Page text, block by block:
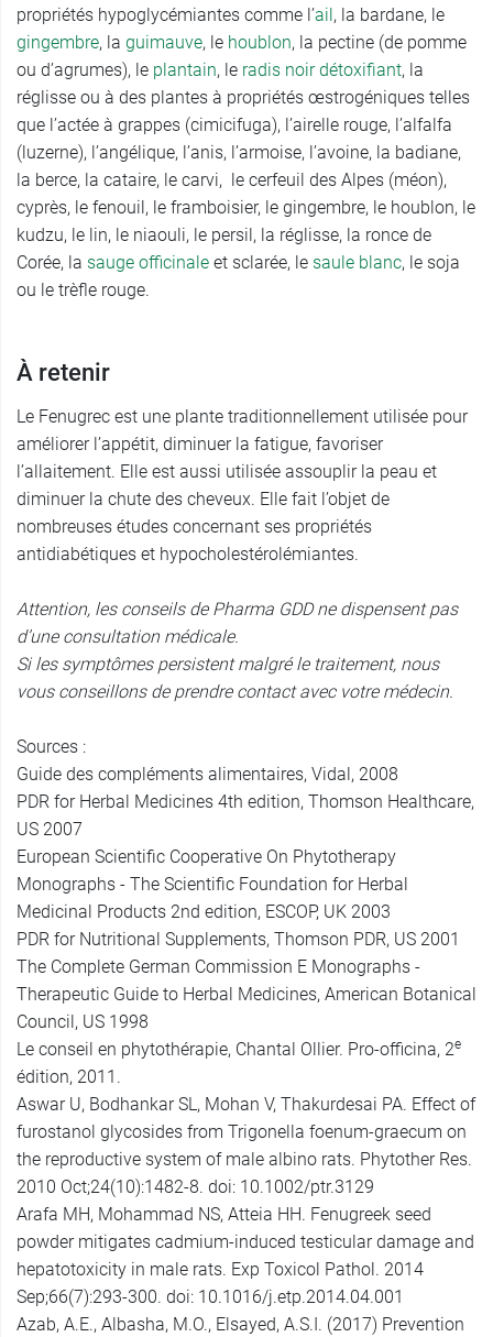
propriétés hypoglycémiantes comme l’ail , la bardane, le
gingembre, la guimauve, le houblon, la pectine (de pomme
ou d’agrumes), le plantain, le radis noir détoxifiant, la
réglisse ou à des plantes à propriétés œstrogéniques telles
que l’actée à grappes (cimicifuga), l’airelle rouge, l’alfalfa
(luzerne), l’angélique, l’anis, l’armoise, l’avoine, la badiane,
la berce, la cataire, le carvi, le cerfeuil des Alpes (méon),
cyprès, le fenouil, le framboisier, le gingembre, le houblon, le
kudzu, le lin, le niaouli, le persil, la réglisse, la ronce de
Corée, la sauge officinale et sclarée, le saule blanc, le soja
ou le trèfle rouge.
À retenir
Le Fenugrec est une plante traditionnellement utilisée pour
améliorer l’appétit, diminuer la fatigue, favoriser
l’allaitement. Elle est aussi utilisée assouplir la peau et
diminuer la chute des cheveux. Elle fait l’objet de
nombreuses études concernant ses propriétés
antidiabétiques et hypocholestérolémiantes.
Attention, les conseils de Pharma GDD ne dispensent pas
d’une consultation médicale.
Si les symptômes persistent malgré le traitement, nous
vous conseillons de prendre contact avec votre médecin.
Sources :
Guide des compléments alimentaires, Vidal, 2008
PDR for Herbal Medicines 4th edition, Thomson Healthcare,
US 2007
European Scientific Cooperative On Phytotherapy
Monographs - The Scientific Foundation for Herbal
Medicinal Products 2nd edition, ESCOP, UK 2003
PDR for Nutritional Supplements, Thomson PDR, US 2001
The Complete German Commission E Monographs -
Therapeutic Guide to Herbal Medicines, American Botanical
Council, US 1998
Le conseil en phytothérapie, Chantal Ollier. Pro-officina, 2e
édition, 2011.
Aswar U, Bodhankar SL, Mohan V, Thakurdesai PA. Effect of
furostanol glycosides from Trigonella foenum-graecum on
the reproductive system of male albino rats. Phytother Res.
2010 Oct;24(10):1482-8. doi: 10.1002/ptr.3129
Arafa MH, Mohammad NS, Atteia HH. Fenugreek seed
powder mitigates cadmium-induced testicular damage and
hepatotoxicity in male rats. Exp Toxicol Pathol. 2014
Sep;66(7):293-300. doi: 10.1016/j.etp.2014.04.001
Azab, A.E., Albasha, M.O., Elsayed, A.S.I. (2017) Prevention